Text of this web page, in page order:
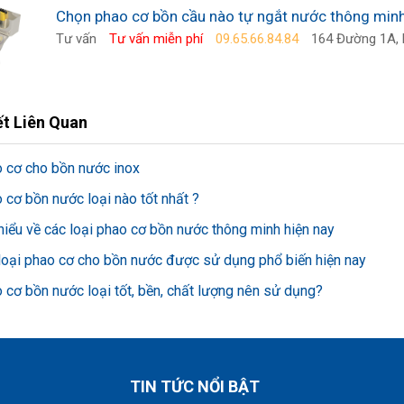
Chọn phao cơ bồn cầu nào tự ngắt nước thông
Tư vấn Tư vấn miễn phí 09.65.66.84.84 164 Đường 1A,
Liên Quan
cơ cho bồn nước inox
cơ bồn nước loại nào tốt nhất ?
về các loại phao cơ bồn nước thông minh hiện nay
phao cơ cho bồn nước được sử dụng phổ biến hiện nay
cơ bồn nước loại tốt, bền, chất lượng nên sử dụng?
TIN TỨC NỔI BẬT